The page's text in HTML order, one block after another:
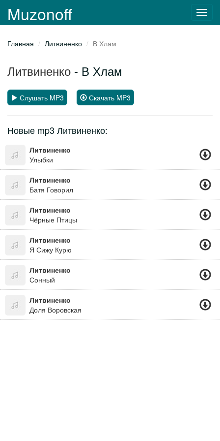
Muzonoff
Главная Литвиненко В Хлам
Литвиненко - В Хлам
Слушать MP3 Скачать MP3
Новые mp3 Литвиненко:
Литвиненко
Улыбки
Литвиненко
Батя Говорил
Литвиненко
Чёрные Птицы
Литвиненко
Я Сижу Курю
Литвиненко
Сонный
Литвиненко
Доля Воровская